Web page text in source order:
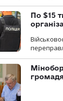
По $15